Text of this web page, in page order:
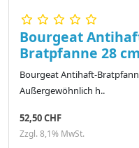
Bourgeat
Bratpfanne 28
Bourgeat Antihaft-
Außergewöhnlich h..
52,50 CHF
Zzgl. 8,1% MwSt.